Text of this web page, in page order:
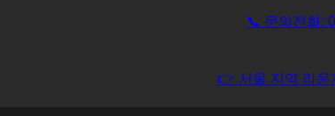
📞 문의전화:
👉 서울 지역 라운